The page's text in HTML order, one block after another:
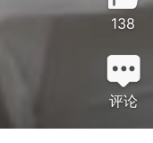
138
评论